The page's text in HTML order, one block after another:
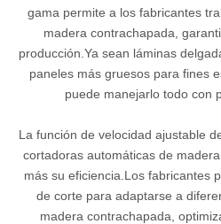
gama permite a los fabricantes
madera contrachapada,
producción.Ya sean láminas
paneles más gruesos para fines
puede manejarlo todo con
La función de velocidad ajustable
cortadoras automáticas de
más su eficiencia.Los fabricantes
de corte para adaptarse a
madera contrachapada,